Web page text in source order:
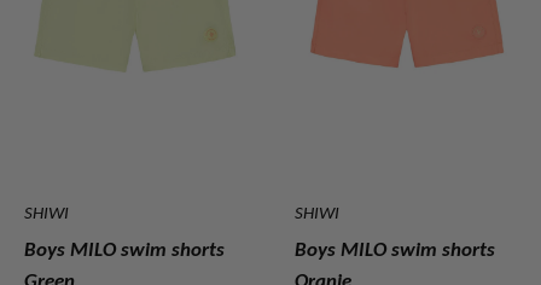
SHIWI
Boys MILO swim shorts
SHIWI
Boys MILO swim shorts